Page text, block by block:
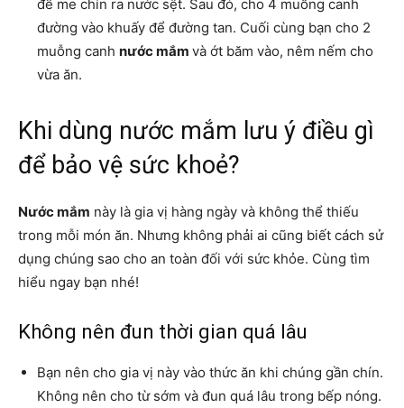
để me chín ra nước sệt. Sau đó, cho 4 muỗng canh
đường vào khuấy để đường tan. Cuối cùng bạn cho 2
muỗng canh nước mắm và ớt băm vào, nêm nếm cho
vừa ăn.
Khi dùng nước mắm lưu ý điều gì
để bảo vệ sức khoẻ?
Nước mắm này là gia vị hàng ngày và không thể thiếu
trong mỗi món ăn. Nhưng không phải ai cũng biết cách sử
dụng chúng sao cho an toàn đối với sức khỏe. Cùng tìm
hiểu ngay bạn nhé!
Không nên đun thời gian quá lâu
Bạn nên cho gia vị này vào thức ăn khi chúng gần chín.
Không nên cho từ sớm và đun quá lâu trong bếp nóng.